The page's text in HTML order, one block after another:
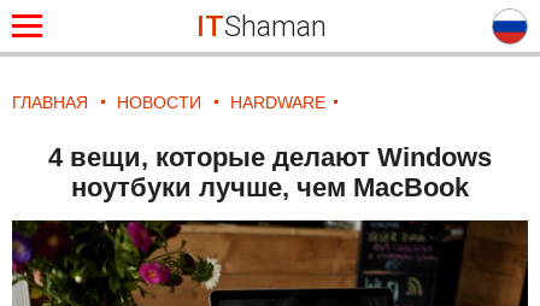
ITShaman
ГЛАВНАЯ НОВОСТИ HARDWARE
4 вещи, которые делают Windows
ноутбуки лучше, чем MacBook